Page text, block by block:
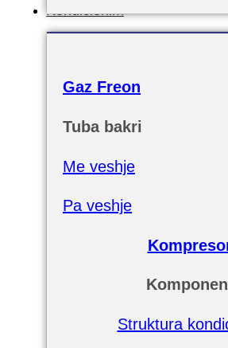
Kondicionim
Gaz Freon
Tuba bakri
Me veshje
Pa veshje
Struktura